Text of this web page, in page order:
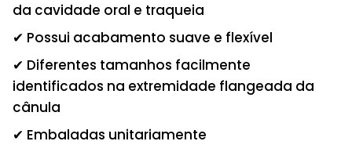
da cavidade oral e traqueia
✔ Possui acabamento suave e flexível
✔ Diferentes tamanhos facilmente
identificados na extremidade flangeada da
cânula
✔ Embaladas unitariamente